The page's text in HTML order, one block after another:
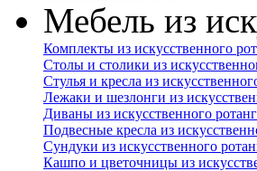
Мебель из
Комплекты из искусственного
Столы и столики из
Стулья и кресла из
Лежаки и шезлонги из
Диваны из искусственного
Подвесные кресла из
Сундуки из искусственного
Кашпо и цветочницы из